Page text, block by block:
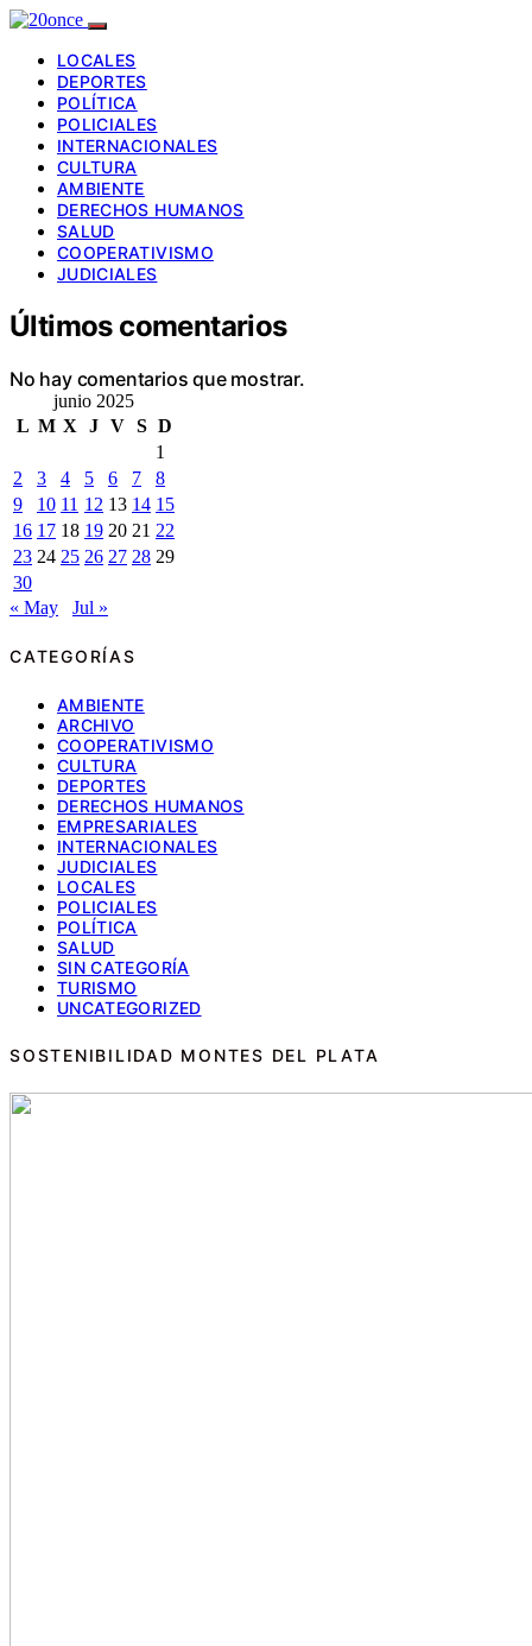
LOCALES
DEPORTES
POLÍTICA
POLICIALES
INTERNACIONALES
CULTURA
AMBIENTE
DERECHOS HUMANOS
SALUD
COOPERATIVISMO
JUDICIALES
Últimos comentarios
No hay comentarios que mostrar.
junio 2025
L M X J V S D
1
2
3 4 5 6 7
8
9
10 11 12 13 14 15
16 17 18 19 20 21 22
23 24 25 26 27 28 29
30
« May
Jul »
CATEGORÍAS
AMBIENTE
ARCHIVO
COOPERATIVISMO
CULTURA
DEPORTES
DERECHOS HUMANOS
EMPRESARIALES
INTERNACIONALES
JUDICIALES
LOCALES
POLICIALES
POLÍTICA
SALUD
SIN CATEGORÍA
TURISMO
UNCATEGORIZED
SOSTENIBILIDAD MONTES DEL PLATA